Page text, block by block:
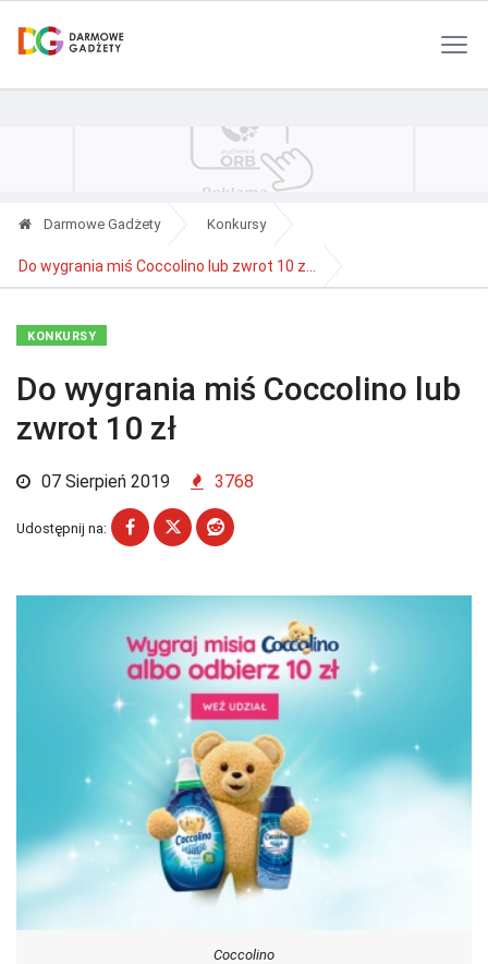
Darmowe Gadżety Konkursy
Do wygrania miś Coccolino lub zwrot 10 z...
KONKURSY
Do wygrania miś Coccolino lub
zwrot 10 zł
07 Sierpień 2019 3768
Udostępnij na:
Coccolino